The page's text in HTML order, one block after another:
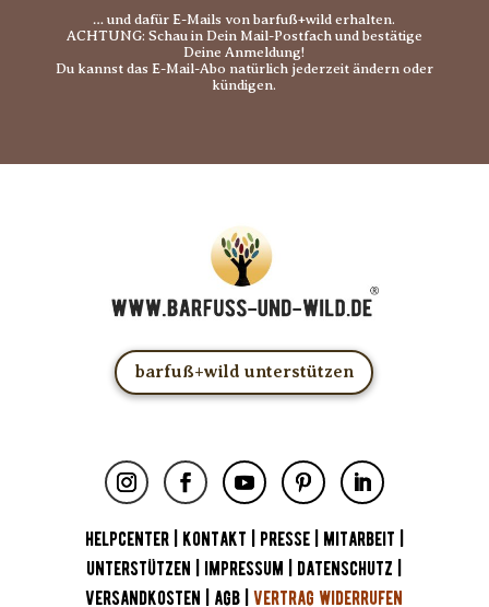
… und dafür E-Mails von barfuß+wild erhalten.
ACHTUNG: Schau in Dein Mail-Postfach und bestätige
Deine Anmeldung!
Du kannst das E-Mail-Abo natürlich jederzeit ändern oder
kündigen.
barfuß+wild unterstützen
HELPCENTER| KONTAKT PRESSE| MITARBEIT
UNTERSTÜTZEN
IMPRESSUM DATENSCHUTZ
VERSANDKOSTEN
AGB |VERTRAG WIDERRUFEN